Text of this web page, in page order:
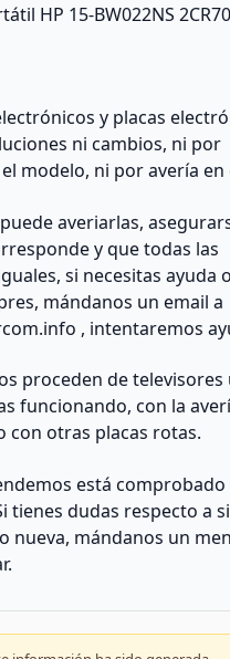
HP 15-BW022NS
y placas
ni cambios, ni por
modelo, ni por avería en
averiarlas,
y que todas las
si necesitas ayuda
mándanos un email a
, intentaremos
proceden de televisores
funcionando, con la
con otras placas rotas.
está comprobado
tienes dudas respecto a
nueva, mándanos un